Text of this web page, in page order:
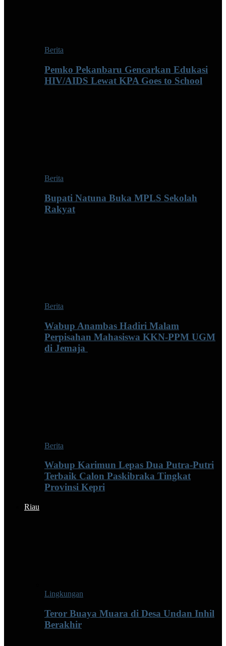
Berita
Pemko Pekanbaru Gencarkan Edukasi
HIV/AIDS Lewat KPA Goes to School
Berita
Bupati Natuna Buka MPLS Sekolah
Rakyat
Berita
Wabup Anambas Hadiri Malam
Perpisahan Mahasiswa KKN-PPM UGM
di Jemaja ‎
Berita
Wabup Karimun Lepas Dua Putra-Putri
Terbaik Calon Paskibraka Tingkat
Provinsi Kepri
Riau
Lingkungan
Teror Buaya Muara di Desa Undan Inhil
Berakhir